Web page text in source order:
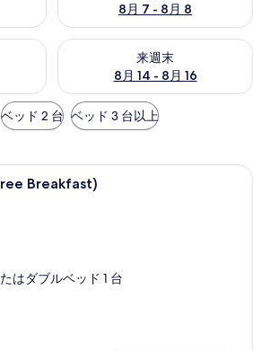
8月 7 - 8月 8
状況をチェック
来週末
8月 14 - 8月 16
来週末 8月 14 - 8月 16 の空室
ベッド 2 台 ベッド 3 台以上
スタンダード ルーム (Free
Breakfast)
はダブルベッド 1 台